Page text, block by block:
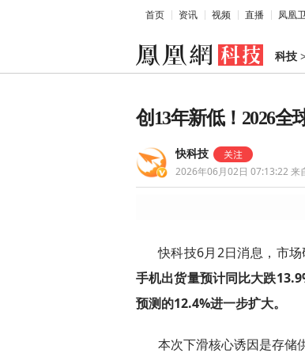
首页 资讯 视频 直播 凤凰
科技
创13年新低！2026全
快科技
2026年06月02日 07:13:22 来
快科技6月2日消息，市
手机出货量预计同比大跌
预测的12.4%进一步扩大。
本次下滑核心诱因是存储